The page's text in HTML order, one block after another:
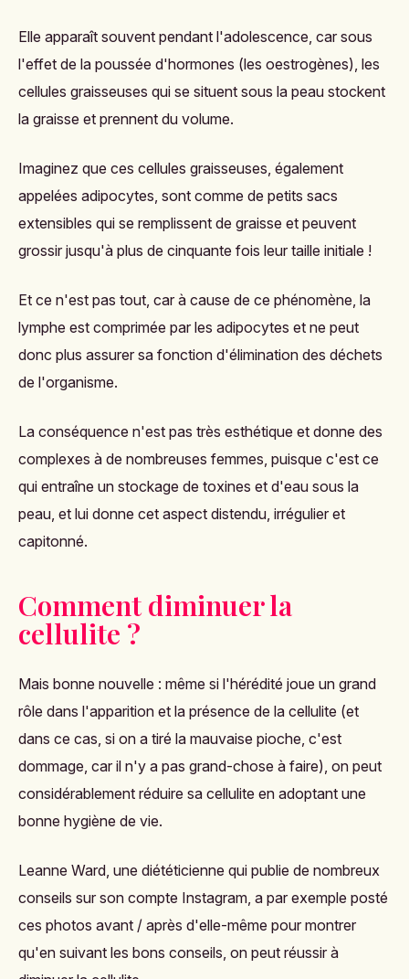
Elle apparaît souvent pendant l'adolescence, car sous
l'effet de la poussée d'hormones (les oestrogènes), les
cellules graisseuses qui se situent sous la peau stockent
la graisse et prennent du volume.
Imaginez que ces cellules graisseuses, également
appelées adipocytes, sont comme de petits sacs
extensibles qui se remplissent de graisse et peuvent
grossir jusqu'à plus de cinquante fois leur taille initiale !
Et ce n'est pas tout, car à cause de ce phénomène, la
lymphe est comprimée par les adipocytes et ne peut
donc plus assurer sa fonction d'élimination des déchets
de l'organisme.
La conséquence n'est pas très esthétique et donne des
complexes à de nombreuses femmes, puisque c'est ce
qui entraîne un stockage de toxines et d'eau sous la
peau, et lui donne cet aspect distendu, irrégulier et
capitonné.
Comment diminuer la
cellulite ?
Mais bonne nouvelle : même si l'hérédité joue un grand
rôle dans l'apparition et la présence de la cellulite (et
dans ce cas, si on a tiré la mauvaise pioche, c'est
dommage, car il n'y a pas grand-chose à faire), on peut
considérablement réduire sa cellulite en adoptant une
bonne hygiène de vie.
Leanne Ward, une diététicienne qui publie de nombreux
conseils sur son compte Instagram , a par exemple posté
ces photos avant / après d'elle-même pour montrer
qu'en suivant les bons conseils, on peut réussir à